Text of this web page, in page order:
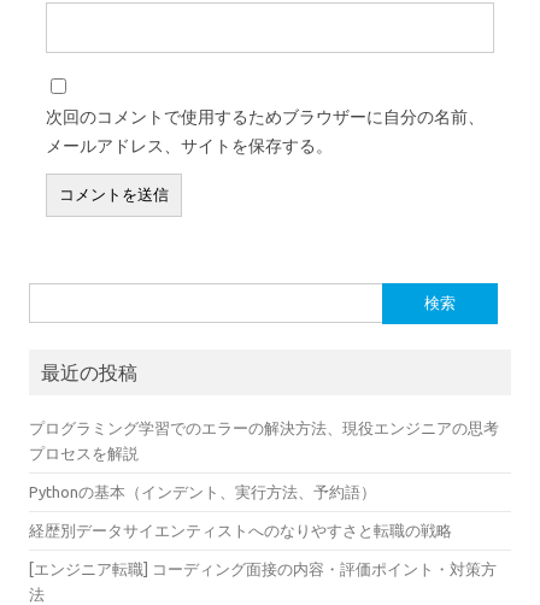
次回のコメントで使用するためブラウザーに自分の名前、
メールアドレス、サイトを保存する。
最近の投稿
プログラミング学習でのエラーの解決方法、現役エンジニアの思考
プロセスを解説
Pythonの基本（インデント、実行方法、予約語）
経歴別データサイエンティストへのなりやすさと転職の戦略
[エンジニア転職] コーディング面接の内容・評価ポイント・対策方
法